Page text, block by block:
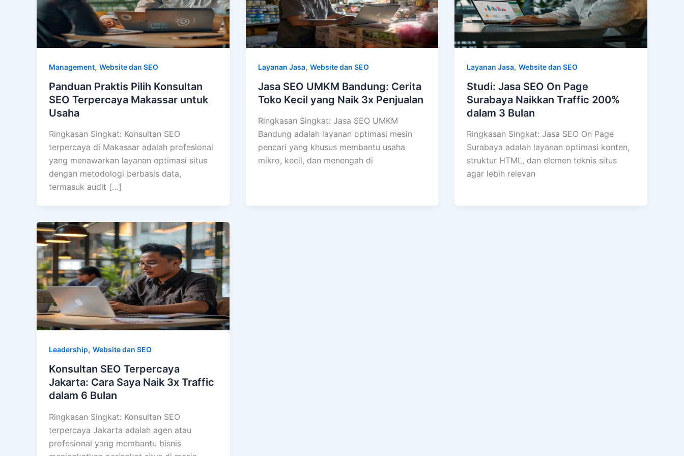
Management, Website dan SEO
Panduan Praktis Pilih Konsultan
SEO Terpercaya Makassar untuk
Usaha
Ringkasan Singkat: Konsultan SEO
terpercaya di Makassar adalah profesional
yang menawarkan layanan optimasi situs
dengan metodologi berbasis data,
termasuk audit […]
Layanan Jasa, Website dan SEO
Jasa SEO UMKM Bandung: Cerita
Toko Kecil yang Naik 3x Penjualan
Ringkasan Singkat: Jasa SEO UMKM
Bandung adalah layanan optimasi mesin
pencari yang khusus membantu usaha
mikro, kecil, dan menengah di
Layanan Jasa,Website dan SEO
Studi: Jasa SEO On Page
Surabaya Naikkan Traffic 200%
dalam 3 Bulan
Ringkasan Singkat: Jasa SEO On Page
Surabaya adalah layanan optimasi konten,
struktur HTML, dan elemen teknis situs
agar lebih relevan
Leadership, Website dan SEO
Konsultan SEO Terpercaya
Jakarta: Cara Saya Naik 3x Traffic
dalam 6 Bulan
Ringkasan Singkat: Konsultan SEO
terpercaya Jakarta adalah agen atau
profesional yang membantu bisnis